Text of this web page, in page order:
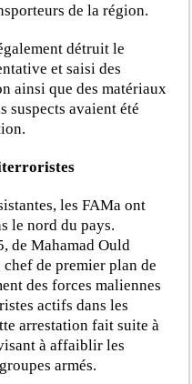
de la région.
détruit le
et saisi des
ainsi que des matériaux
suspects avaient été
les FAMa ont
le nord du pays.
de Mahamad Ould
de premier plan de
des forces maliennes
actifs dans les
arrestation fait suite à
à affaiblir les
armés.